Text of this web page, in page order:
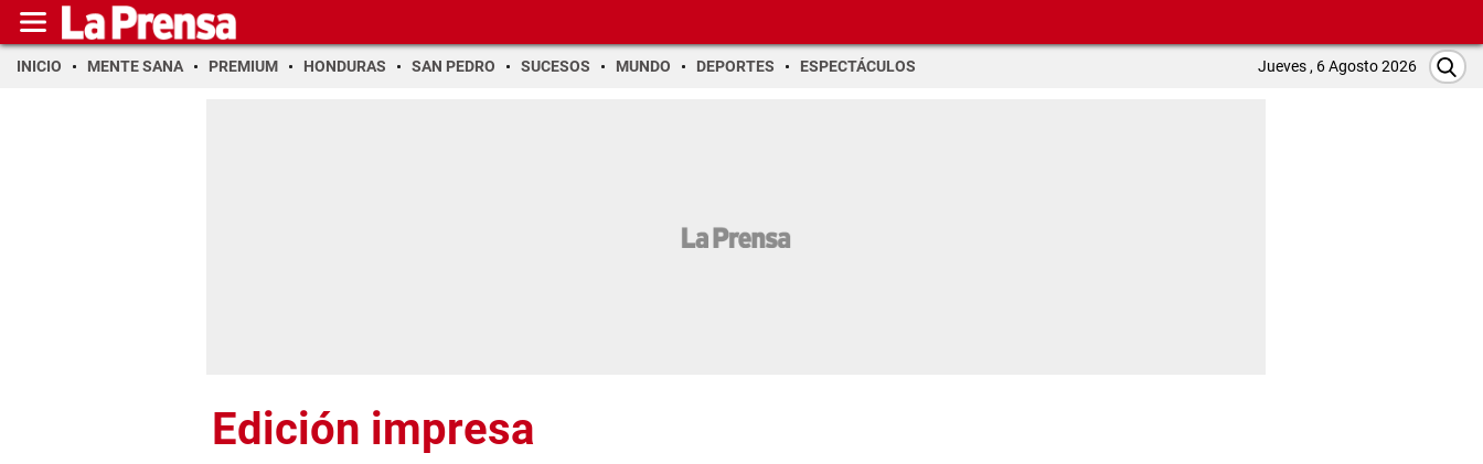
INICIO MENTE SANA PREMIUM HONDURAS SAN PEDRO SUCESOS MUNDO DEPORTES ESPECTÁCULOS Jueves , 6 Agosto 2026
Edición impresa